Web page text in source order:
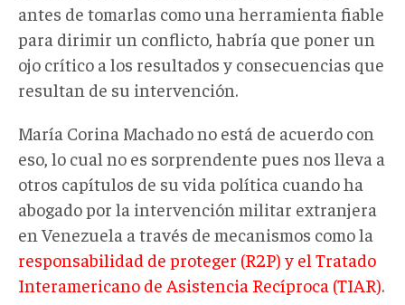
antes de tomarlas como una herramienta fiable
para dirimir un conflicto, habría que poner un
ojo crítico a los resultados y consecuencias que
resultan de su intervención.
María Corina Machado no está de acuerdo con
eso, lo cual no es sorprendente pues nos lleva a
otros capítulos de su vida política cuando ha
abogado por la intervención militar extranjera
en Venezuela a través de mecanismos como la
responsabilidad de proteger (R2P) y el Tratado
Interamericano de Asistencia Recíproca (TIAR).